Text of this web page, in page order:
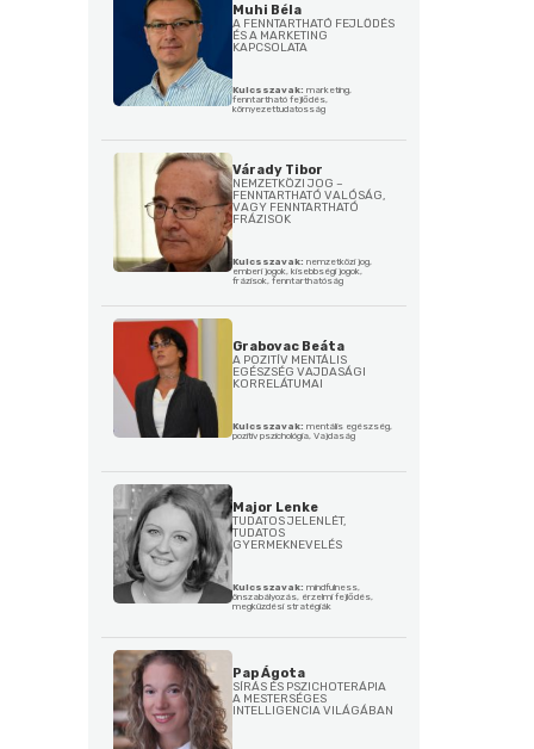
Muhi Béla
A FENNTARTHATÓ FEJLŐDÉS
ÉS A MARKETING
KAPCSOLATA
Kulcsszavak: marketing,
fenntartható fejlődés,
környezettudatosság
Várady Tibor
NEMZETKÖZI JOG –
FENNTARTHATÓ VALÓSÁG,
VAGY FENNTARTHATÓ
FRÁZISOK
Kulcsszavak: nemzetközi jog,
emberi jogok, kisebbségi jogok,
frázisok, fenntarthatóság
Grabovac Beáta
A POZITÍV MENTÁLIS
EGÉSZSÉG VAJDASÁGI
KORRELÁTUMAI
Kulcsszavak: mentális egészség,
pozitív pszichológia, Vajdaság
Major Lenke
TUDATOS JELENLÉT,
TUDATOS
GYERMEKNEVELÉS
Kulcsszavak: mindfulness,
önszabályozás, érzelmi fejlődés,
megküzdési stratégiák
Pap Ágota
SÍRÁS ÉS PSZICHOTERÁPIA
A MESTERSÉGES
INTELLIGENCIA VILÁGÁBAN